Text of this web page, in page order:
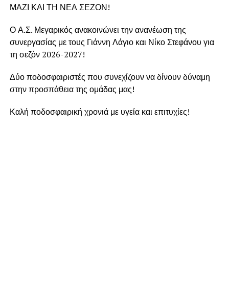
ΜΑΖΙ ΚΑΙ ΤΗ ΝΕΑ ΣΕΖΟΝ!
Ο Α.Σ. Μεγαρικός ανακοινώνει την ανανέωση της
συνεργασίας με τους Γιάννη Λάγιο και Νίκο Στεφάνου για
τη σεζόν 2026-2027!
Δύο ποδοσφαιριστές που συνεχίζουν να δίνουν δύναμη
στην προσπάθεια της ομάδας μας!
Καλή ποδοσφαιρική χρονιά με υγεία και επιτυχίες!